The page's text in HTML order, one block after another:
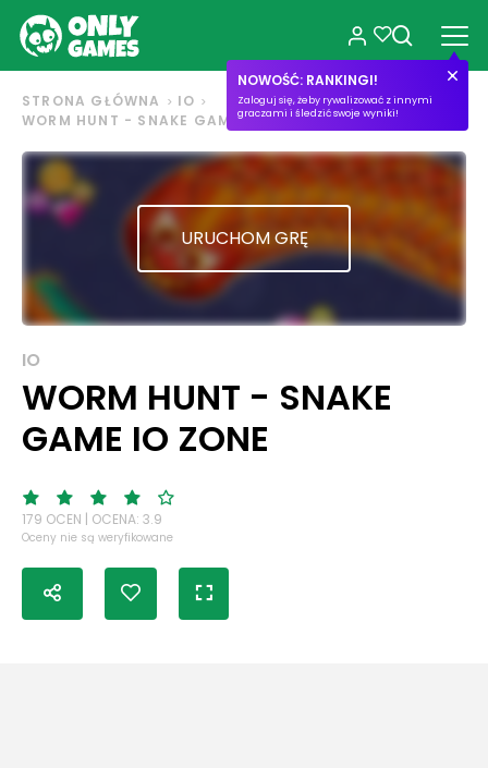
NOWOŚĆ: RANKINGI!
Zaloguj się, żeby rywalizować z innymi
graczami i śledzić swoje wyniki!
STRONA GŁÓWNA
IO
WORM HUNT - SNAKE GAME IO ZONE
URUCHOM GRĘ
IO
WORM HUNT - SNAKE
GAME IO ZONE
179 OCEN | OCENA: 3.9
Oceny nie są weryfikowane